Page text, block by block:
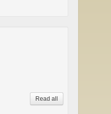
Read all